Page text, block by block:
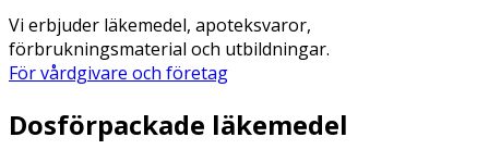
Vi erbjuder läkemedel, apoteksvaror,
förbrukningsmaterial och utbildningar.
För vårdgivare och företag
Dosförpackade läkemedel